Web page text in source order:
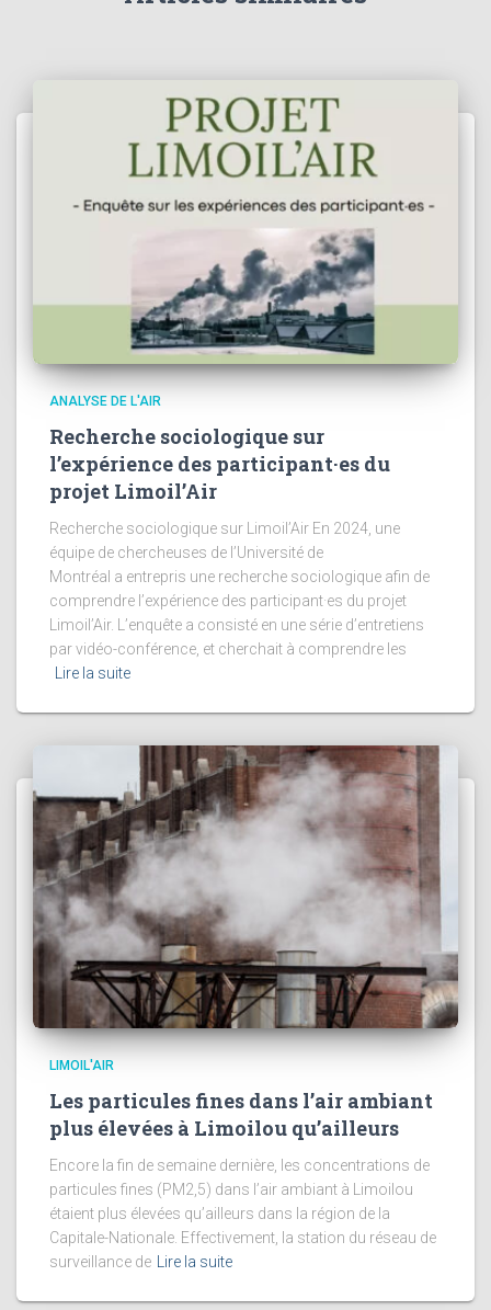
ANALYSE DE L'AIR
Recherche sociologique sur
l’expérience des participant·es du
projet Limoil’Air
Recherche sociologique sur Limoil’Air En 2024, une
équipe de chercheuses de l’Université de
Montréal a entrepris une recherche sociologique afin de
comprendre l’expérience des participant·es du projet
Limoil’Air. L’enquête a consisté en une série d’entretiens
par vidéo-conférence, et cherchait à comprendre les
Lire la suite
LIMOIL'AIR
Les particules fines dans l’air ambiant
plus élevées à Limoilou qu’ailleurs
Encore la fin de semaine dernière, les concentrations de
particules fines (PM2,5) dans l’air ambiant à Limoilou
étaient plus élevées qu’ailleurs dans la région de la
Capitale-Nationale. Effectivement, la station du réseau de
surveillance de Lire la suite